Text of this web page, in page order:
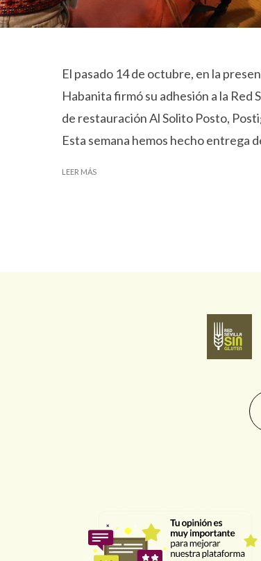
El pasado 14 de octubre, en la
Habanita firmó su adhesión a la Red
de restauración Al Solito Posto,
Esta semana hemos hecho entrega
LEER MÁS